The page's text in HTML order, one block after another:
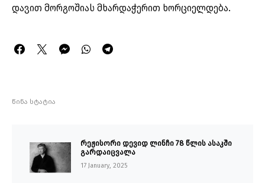
დავით მორგოშიას მხარდაჭერით ხორციელდება.
წინა სტატია
რეჟისორი დევიდ ლინჩი 78 წლის ასაკში
გარდაიცვალა
17 January, 2025